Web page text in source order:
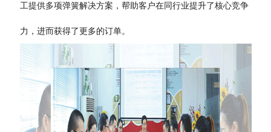
工提供多项弹簧解决方案，帮助客户在同行业提升了核心竞争
力，进而获得了更多的订单。